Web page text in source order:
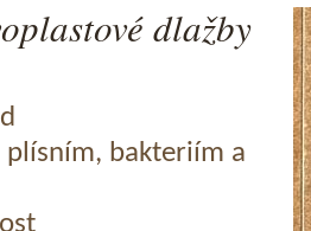
dlažby
plísním, bakteriím a